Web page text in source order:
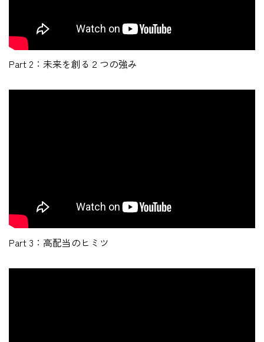
Part 2：未来を創る２つの強み
Part 3：高配当のヒミツ